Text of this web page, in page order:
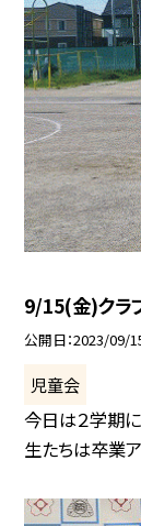
9/15(金)クラ
公開日 2023/09/
児童会
今日は２学期
生たちは卒業